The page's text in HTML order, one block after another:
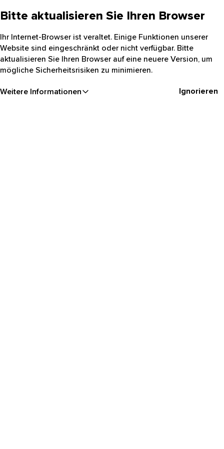
Bitte aktualisieren Sie Ihren Browser
Ihr Internet-Browser ist veraltet. Einige Funktionen unserer
Website sind eingeschränkt oder nicht verfügbar. Bitte
aktualisieren Sie Ihren Browser auf eine neuere Version, um
mögliche Sicherheitsrisiken zu minimieren.
Weitere Informationen Ignorieren